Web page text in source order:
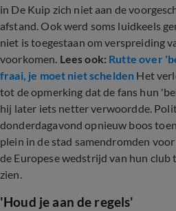
in De Kuip zich niet aan de
afstand. Ook werd soms luidkeels
niet is toegestaan om verspreiding
voorkomen. Lees ook: Rutte over
fraai, je moet niet schelden Het
tot de opmerking dat de fans hun
hij later iets netter verwoordde.
donderdagavond opnieuw boos
plein in de stad samendromden
de Europese wedstrijd van hun club
zien.
'Houd je aan de regels'